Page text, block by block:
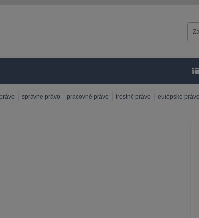
správne právo pracovné právo trestné právo európske právo